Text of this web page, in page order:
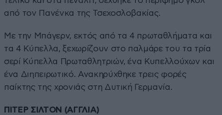
από τον Πανένκα της Τσεχοσλοβακίας.
Με την Μπάγερν, εκτός από τα 4 πρωταθλήματα και
τα 4 Κύπελλα, ξεχωρίζουν στο παλμάρε του τα τρία
σερί Κύπελλα Πρωταθλητριών, ένα Κυπελλούχων και
ένα Διηπειρωτικό. Ανακηρύχθηκε τρεις φορές
παίκτης της χρονιάς στη Δυτική Γερμανία.
ΠΙΤΕΡ ΣΙΛΤΟΝ (ΑΓΓΛΙΑ)